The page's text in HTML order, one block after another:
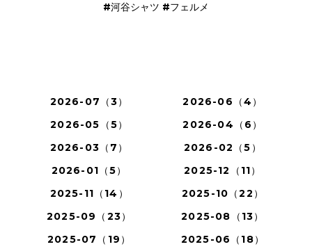
#河谷シャツ #フェルメ
2026-07（3）
2026-06（4）
2026-05（5）
2026-04（6）
2026-03（7）
2026-02（5）
2026-01（5）
2025-12（11）
2025-11（14）
2025-10（22）
2025-09（23）
2025-08（13）
2025-07（19）
2025-06（18）